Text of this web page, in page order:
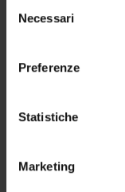
modificare o
momento dalla
raccogliere
geografica,
Identificare
delNecessari
Preferenze
Statistiche
Marketing
Contatti
Luoghi